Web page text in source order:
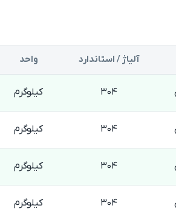
آلیاژ / استاندارد واحد
304 کیلوگرم
304 کیلوگرم
304 کیلوگرم
304 کیلوگرم